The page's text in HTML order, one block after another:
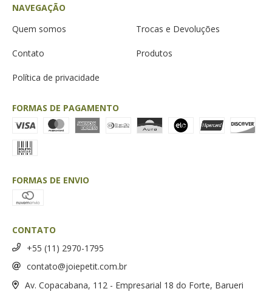
NAVEGAÇÃO
Quem somos
Trocas e Devoluções
Contato Produtos
Política de privacidade
FORMAS DE PAGAMENTO
FORMAS DE ENVIO
CONTATO
+55 (11) 2970-1795
contato@joiepetit.com.br
Av. Copacabana, 112 - Empresarial 18 do Forte, Barueri